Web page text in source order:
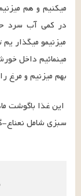
بهم میزنیم و مرغ
سبزی شامل